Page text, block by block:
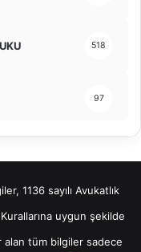
518
97
1136 sayılı Avukatlık
uygun şekilde
alan tüm bilgiler sadece